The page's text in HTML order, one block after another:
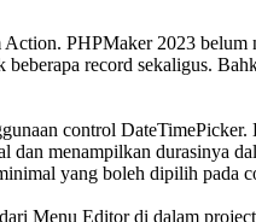
PHPMaker 2023 belum
record sekaligus.
control
menampilkan durasinya
yang boleh dipilih pada
Menu Editor di dalam